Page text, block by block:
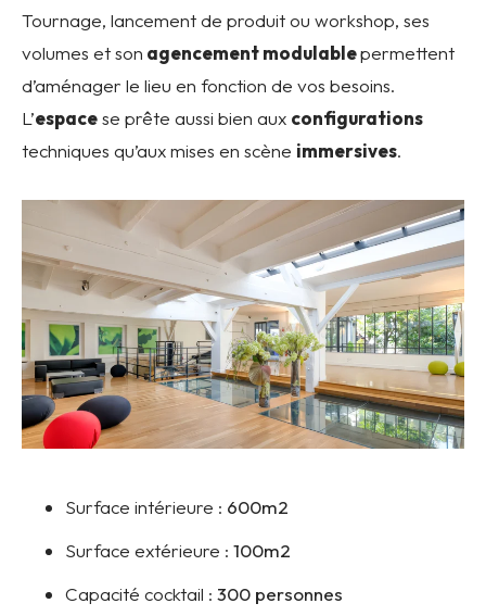
Tournage, lancement de produit ou workshop, ses
volumes et son agencement modulablepermettent
d’aménager le lieu en fonction de vos besoins.
L’espacese prête aussi bien aux configurations
techniques qu’aux mises en scène immersives.
Surface intérieure : 600m2
Surface extérieure : 100m2
Capacité cocktail : 300 personnes